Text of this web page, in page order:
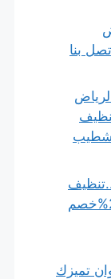
بنا
لتنظيف
عمائر آمن 100% وفعال بـ23%خصم
تميزك